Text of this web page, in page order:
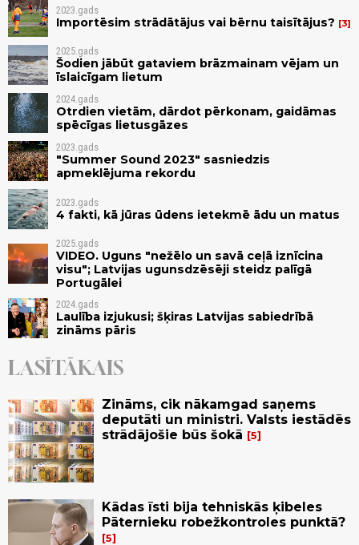
2023.gads
Importēsim strādātājus vai bērnu taisītājus? 3
2025.gads
Šodien jābūt gataviem brāzmainam vējam un
īslaicīgam lietum
2024.gads
Otrdien vietām, dārdot pērkonam, gaidāmas
spēcīgas lietusgāzes
2023.gads
"Summer Sound 2023" sasniedzis
apmeklējuma rekordu
2023.gads
4 fakti, kā jūras ūdens ietekmē ādu un matus
2025.gads
VIDEO. Uguns "nežēlo un savā ceļā iznīcina
visu"; Latvijas ugunsdzēsēji steidz palīgā
Portugālei
2024.gads
Laulība izjukusi; šķiras Latvijas sabiedrībā
zināms pāris
LASĪTĀKAIS
Zināms, cik nākamgad saņems
deputāti un ministri. Valsts iestādēs
strādājošie būs šokā
5
Kādas īsti bija tehniskās ķibeles
Pāternieku robežkontroles punktā?
5